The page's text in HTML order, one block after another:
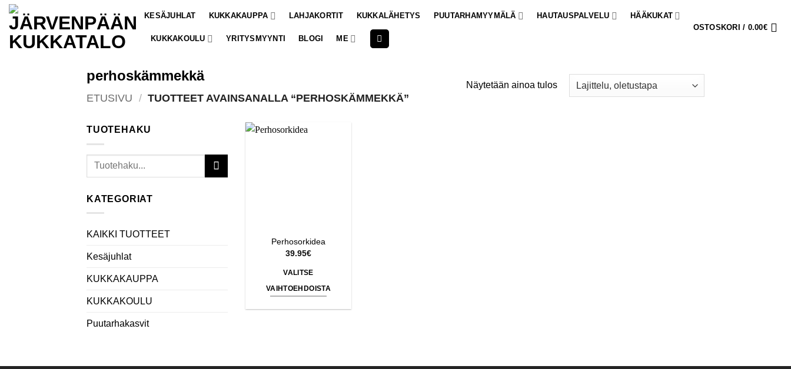
Skip
content
KESÄJUHLAT KUKKAKAUPPA LAHJAKORTIT KUKKALÄHETYS PUUTARHAMYYMÄLÄ HAUTAUSPALVELU HÄÄKUKAT
KUKKAKOULU YRITYSMYYNTI BLOGI ME
OSTOSKORI / 0.00€
perhoskämmekkä
ETUSIVU / TUOTTEET AVAINSANALLA “PERHOSKÄMMEKKÄ”
Näytetään ainoa tulos
TUOTEHAKU
Etsi:
KATEGORIAT
KAIKKI TUOTTEET
Kesäjuhlat
KUKKAKAUPPA
KUKKAKOULU
Puutarhakasvit
Perhosorkidea
39.95€
VALITSE
VAIHTOEHDOISTA